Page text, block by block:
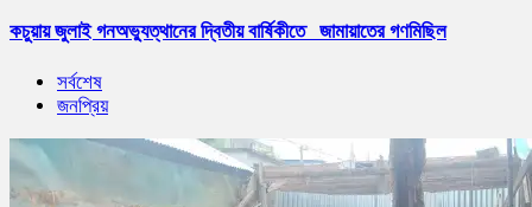
কচুয়ায় জুলাই গনঅভ্যুত্থানের দ্বিতীয় বার্ষিকীতে জামায়াতের গণমিছিল
সর্বশেষ
জনপ্রিয়